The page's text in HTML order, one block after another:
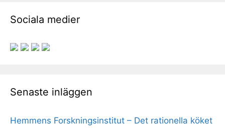
Sociala medier
Senaste inläggen
Hemmens Forskningsinstitut – Det rationella köket